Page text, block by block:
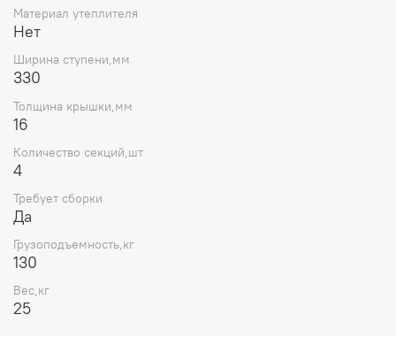
Материал утеплителя
Нет
Ширина ступени,мм
330
Толщина крышки,мм
16
Количество секций,шт
4
Требует сборки
Да
Грузоподъемность,кг
130
Вес,кг
25